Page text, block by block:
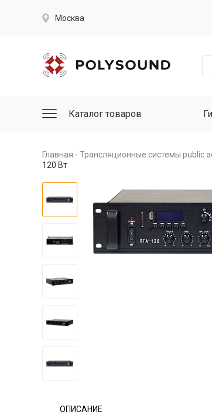
Москва
Каталог товаров
Главная Трансляционные системы public
120 Вт
ОПИСАНИЕ